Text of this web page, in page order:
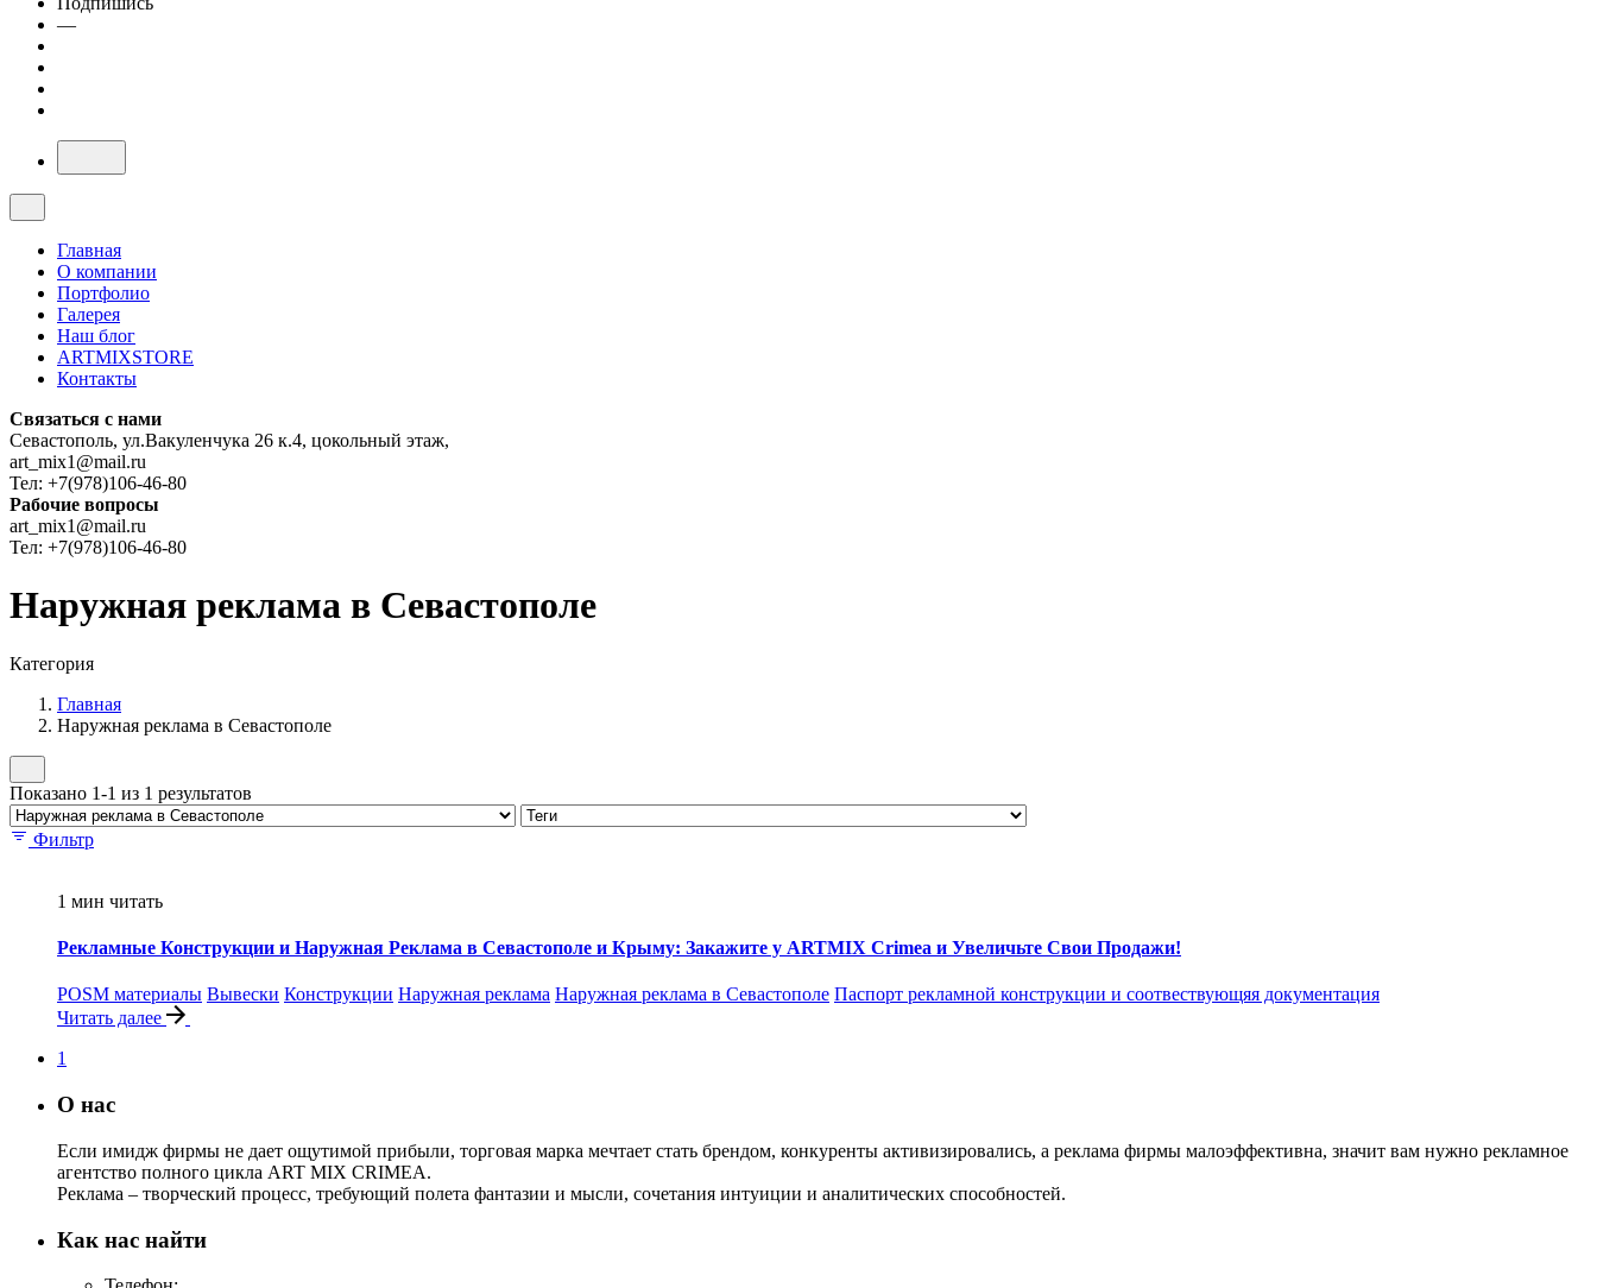
—
Главная
О компании
Портфолио
Галерея
Наш блог
ARTMIXSTORE
Контакты
Связаться с нами
Севастополь, ул.Вакуленчука 26 к.4, цокольный этаж,
art_mix1@mail.ru
Тел: +7(978)106-46-80
Рабочие вопросы
art_mix1@mail.ru
Тел: +7(978)106-46-80
Наружная реклама в Севастополе
Категория
Главная
Наружная реклама в Севастополе
Показано 1-1 из 1 результатов
Фильтр
1 мин читать
Рекламные Конструкции и Наружная Реклама в Севастополе и Крыму: Закажите у ARTMIX Crimea и Увеличьте Свои Продажи!
POSM материалы Вывески Конструкции Наружная реклама Наружная реклама в Севастополе Паспорт рекламной конструкции и соотвествующяя документация
Читать далее
1
О нас
Если имидж фирмы не дает ощутимой прибыли, торговая марка мечтает стать брендом, конкуренты активизировались, а реклама фирмы малоэффективна, значит вам нужно рекламное
агентство полного цикла ART MIX CRIMEA.
Реклама – творческий процесс, требующий полета фантазии и мысли, сочетания интуиции и аналитических способностей.
Как нас найти